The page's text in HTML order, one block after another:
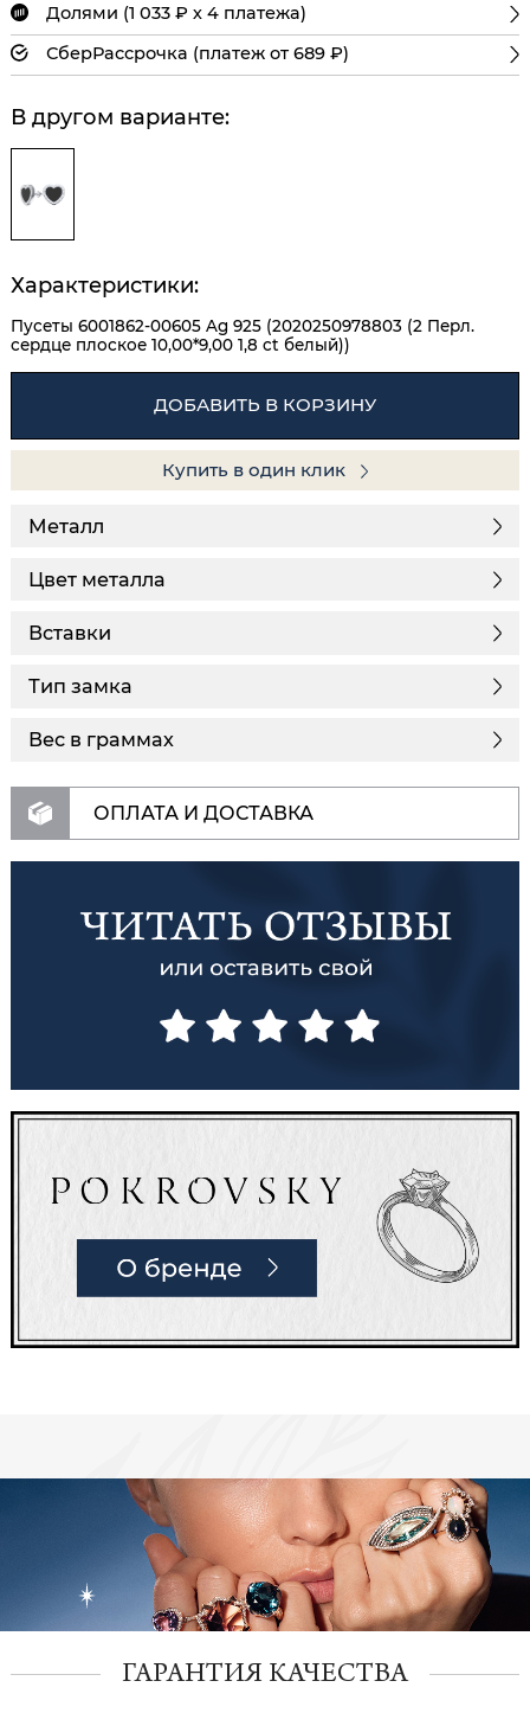
Долями (1 033 ₽ х 4 платежа)
СберРассрочка (платеж от 689 ₽)
В другом варианте:
Характеристики:
Пусеты 6001862-00605 Ag 925 (2020250978803 (2 Перл.
сердце плоское 10,00*9,00 1,8 ct белый))
ДОБАВИТЬ В КОРЗИНУ
Купить в один клик
Металл
Цвет металла
Вставки
Тип замка
Вес в граммах
ОПЛАТА И ДОСТАВКА
ГАРАНТИЯ КАЧЕСТВА